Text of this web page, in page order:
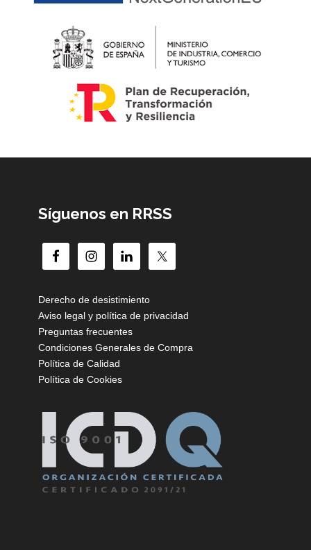
Síguenos en RRSS
Derecho de desistimiento
Aviso legal y política de privacidad
Preguntas frecuentes
Condiciones Generales de Compra
Política de Calidad
Política de Cookies